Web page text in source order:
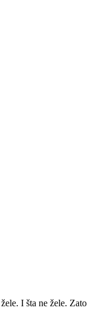
I šta ne žele. Zato